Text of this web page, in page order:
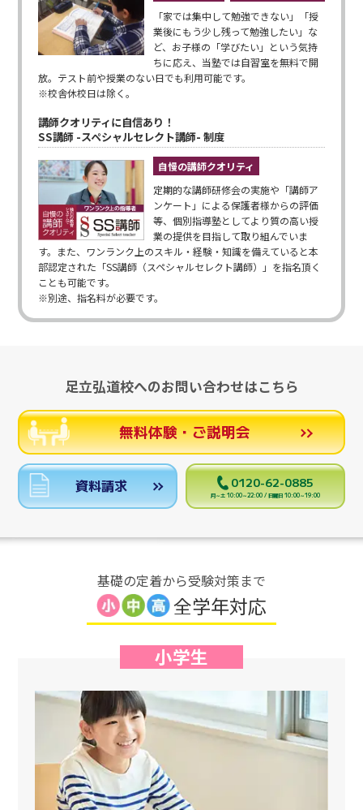
「家では集中して勉強できない」「授
業後にもう少し残って勉強したい」な
ど、お子様の「学びたい」という気持
ちに応え、当塾では自習室を無料で開
放。テスト前や授業のない日でも利用可能です。
※校舎休校日は除く。
講師クオリティに自信あり！
SS講師 -スペシャルセレクト講師- 制度
自慢の講師クオリティ
定期的な講師研修会の実施や「講師ア
ンケート」による保護者様からの評価
等、個別指導塾としてより質の高い授
業の提供を目指して取り組んでいま
す。また、ワンランク上のスキル・経験・知識を備えていると本
部認定された「SS講師（スペシャルセレクト講師）」を指名頂く
ことも可能です。
※別途、指名料が必要です。
足立弘道校へのお問い合わせはこちら
無料体験・ご説明会
資料請求 0120-62-0885
月～土 10:00～22:00 / 日曜日 10:00～19:00
基礎の定着から受験対策まで
全学年対応
小学生